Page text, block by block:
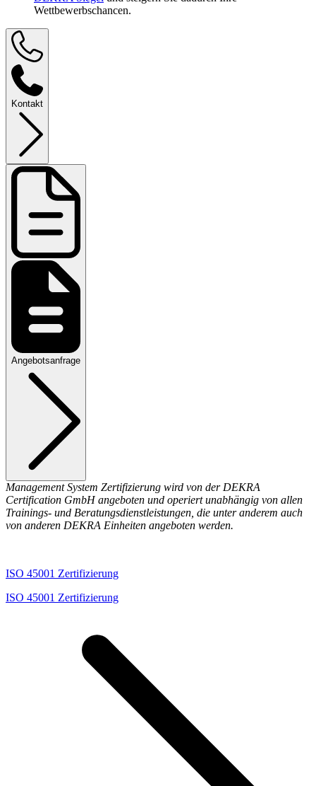
SCC-Zertifizierung-Checkliste (PDF, 937 KB)
Update für SCC: VAZ übernimmt Eigentümerschaft
Seit September 2021 ist der VAZ e.V. (Verband akkreditierter
Zertifizierungsgesellschaften e.V.) der neue Programmeigentümer
des SCC-Regelwerks. Die bis dahin geltende Version 2011 wurde
somit von der Version SCC-VAZ 2021 abgelöst. Unternehmen und
Personaldienstleistende, die noch nach der alten Version zertifiziert
sind, haben bis zum 30. April 2023 Zeit für eine Umstellung.
Sie möchten mehr dazu erfahren?Ausführliche Informationen
finden Sie hier.
Zertifizierung
Sparen Sie sowohl Zeit als auch Kosten aufgrund unserer
zahlreichen Standorte und kurzen digitalen
Profitieren Sie von der langjährigen und
branchenübergreifenden Auditerfahrungen unserer
Sachverständigen.
Sichern Sie sich das Vertrauen Ihrer Kunden und Kundinnen
sowie Ihrer Geschäftskontakte mit unserem anerkannten
und steigern Sie dadurch Ihre
Wettbewerbschancen.